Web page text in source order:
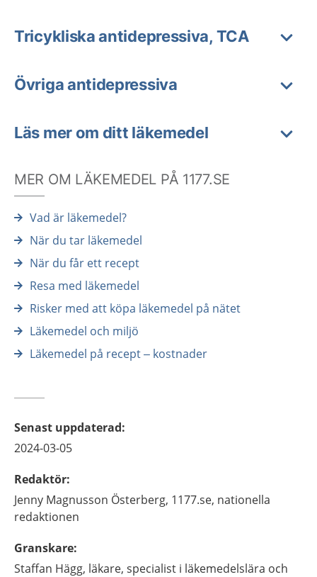
Tricykliska antidepressiva, TCA
Övriga antidepressiva
Läs mer om ditt läkemedel
MER OM LÄKEMEDEL PÅ 1177.SE
Vad är läkemedel?
När du tar läkemedel
När du får ett recept
Resa med läkemedel
Risker med att köpa läkemedel på nätet
Läkemedel och miljö
Läkemedel på recept – kostnader
Senast uppdaterad:
2024-03-05
Redaktör:
Jenny Magnusson Österberg, 1177.se, nationella
redaktionen
Granskare:
Staffan Hägg, läkare, specialist i läkemedelslära och